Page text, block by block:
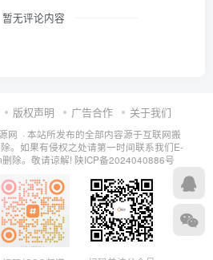
暂无评论内容
版权声明 广告合作 关于我们
网 · 本站所发布的全部内容源于互联网搬
。如果有侵权之处请第一时间联系我们E-
除。敬请谅解! 陕ICP备2024040886号